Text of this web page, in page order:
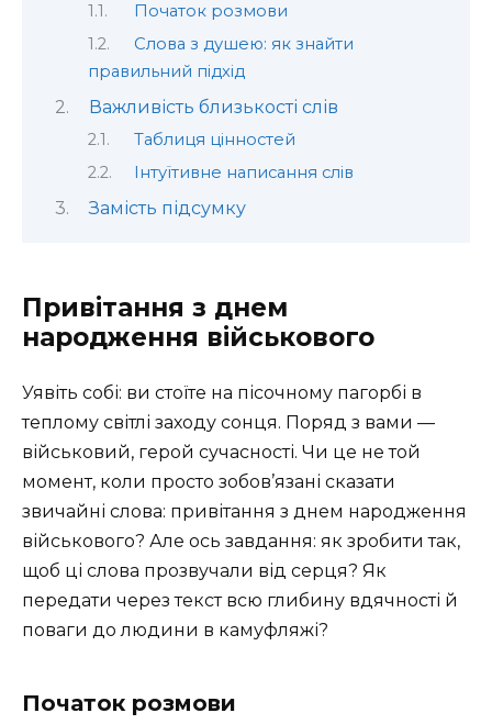
Початок розмови
Слова з душею: як знайти
правильний підхід
Важливість близькості слів
Таблиця цінностей
Інтуїтивне написання слів
Замість підсумку
Привітання з днем
народження військового
Уявіть собі: ви стоїте на пісочному пагорбі в
теплому світлі заходу сонця. Поряд з вами —
військовий, герой сучасності. Чи це не той
момент, коли просто зобов’язані сказати
звичайні слова: привітання з днем народження
військового? Але ось завдання: як зробити так,
щоб ці слова прозвучали від серця? Як
передати через текст всю глибину вдячності й
поваги до людини в камуфляжі?
Початок розмови